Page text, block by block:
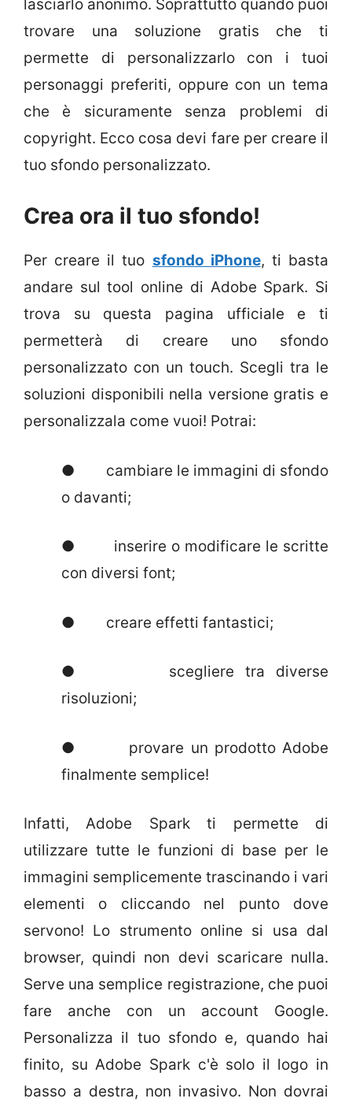
lasciarlo anonimo. Soprattutto quando puoi
trovare una soluzione gratis che ti
permette di personalizzarlo con i tuoi
personaggi preferiti, oppure con un tema
che è sicuramente senza problemi di
copyright. Ecco cosa devi fare per creare il
tuo sfondo personalizzato.
Crea ora il tuo sfondo!
Per creare il tuo sfondo iPhone, ti basta
andare sul tool online di Adobe Spark. Si
trova su questa pagina ufficiale e ti
permetterà di creare uno sfondo
personalizzato con un touch. Scegli tra le
soluzioni disponibili nella versione gratis e
personalizzala come vuoi! Potrai:
● cambiare le immagini di sfondo
o davanti;
● inserire o modificare le scritte
con diversi font;
● creare effetti fantastici;
● scegliere tra diverse
risoluzioni;
● provare un prodotto Adobe
finalmente semplice!
Infatti, Adobe Spark ti permette di
utilizzare tutte le funzioni di base per le
immagini semplicemente trascinando i vari
elementi o cliccando nel punto dove
servono! Lo strumento online si usa dal
browser, quindi non devi scaricare nulla.
Serve una semplice registrazione, che puoi
fare anche con un account Google.
Personalizza il tuo sfondo e, quando hai
finito, su Adobe Spark c'è solo il logo in
basso a destra, non invasivo. Non dovrai